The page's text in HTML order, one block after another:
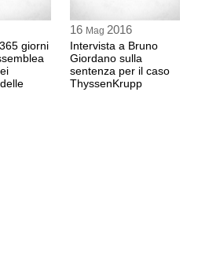
giorni
16 Mag 2016
Intervista a Bruno
Giordano sulla
sentenza per il caso
ThyssenKrupp